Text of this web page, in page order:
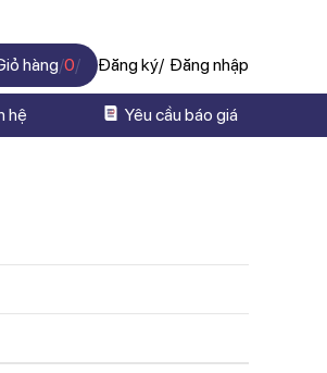
hàng 0 Đăng ký Đăng nhập
hệ Yêu cầu báo giá